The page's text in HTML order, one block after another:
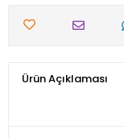
Ürün Açıklaması